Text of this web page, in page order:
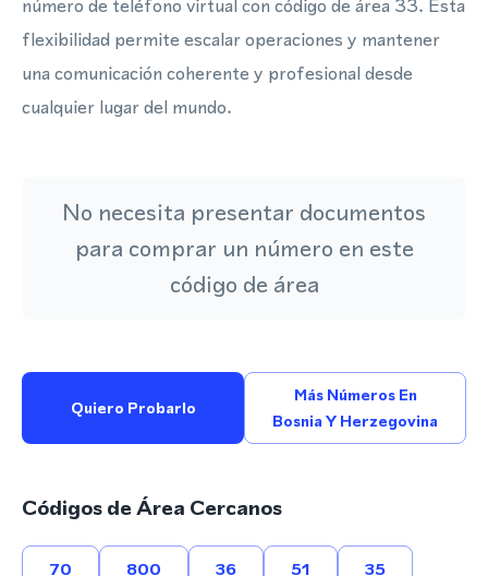
número de teléfono virtual con código de área 33. Esta
flexibilidad permite escalar operaciones y mantener
una comunicación coherente y profesional desde
cualquier lugar del mundo.
No necesita presentar documentos
para comprar un número en este
código de área
Quiero Probarlo
Más Números En
Bosnia Y Herzegovina
Códigos de Área Cercanos
70 800 36 51 35